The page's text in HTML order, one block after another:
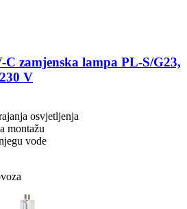
​C zamjenska lampa PL-​S/G23,
V
osvjetljenja
montažu
vode